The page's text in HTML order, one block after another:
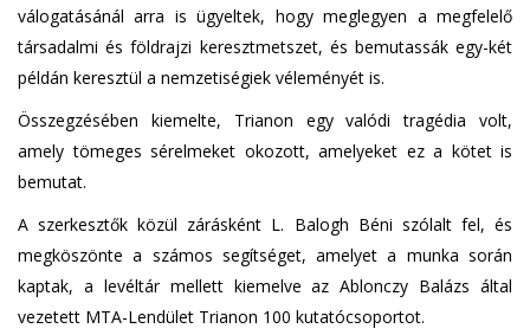
válogatásánál arra is ügyeltek, hogy meglegyen a megfelelő
társadalmi és földrajzi keresztmetszet, és bemutassák egy-két
példán keresztül a nemzetiségiek véleményét is.
Összegzésében kiemelte, Trianon egy valódi tragédia volt,
amely tömeges sérelmeket okozott, amelyeket ez a kötet is
bemutat.
A szerkesztők közül zárásként L. Balogh Béni szólalt fel, és
megköszönte a számos segítséget, amelyet a munka során
kaptak, a levéltár mellett kiemelve az Ablonczy Balázs által
vezetett MTA-Lendület Trianon 100 kutatócsoportot.